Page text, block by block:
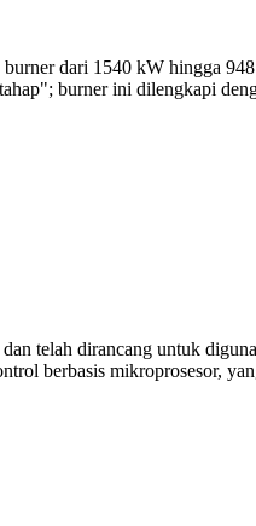
dari 1540 kW hingga
burner ini dilengkapi
telah dirancang untuk
berbasis mikroprosesor,